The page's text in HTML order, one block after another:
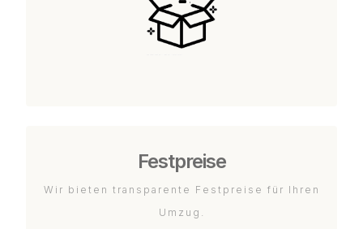
Festpreise
Wir bieten transparente Festpreise für Ihren
Umzug.